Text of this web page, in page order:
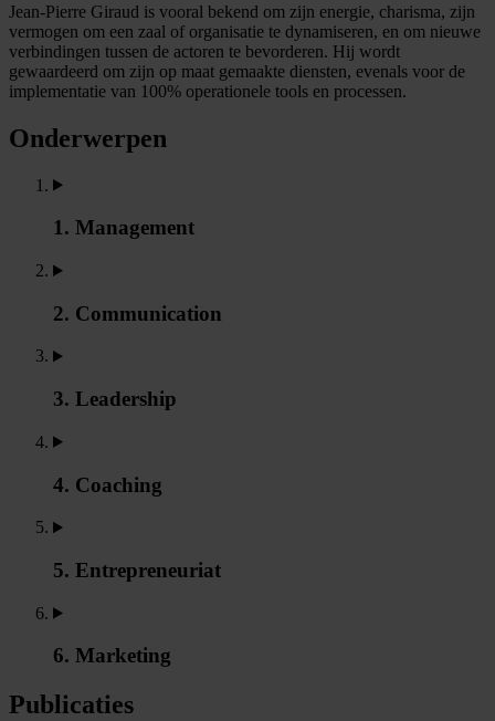
Jean-Pierre Giraud is vooral bekend om zijn energie, charisma, zijn
vermogen om een zaal of organisatie te dynamiseren, en om nieuwe
verbindingen tussen de actoren te bevorderen. Hij wordt
gewaardeerd om zijn op maat gemaakte diensten, evenals voor de
implementatie van 100% operationele tools en processen.
Onderwerpen
1. Management
2. Communication
3. Leadership
4. Coaching
5. Entrepreneuriat
6. Marketing
Publicaties